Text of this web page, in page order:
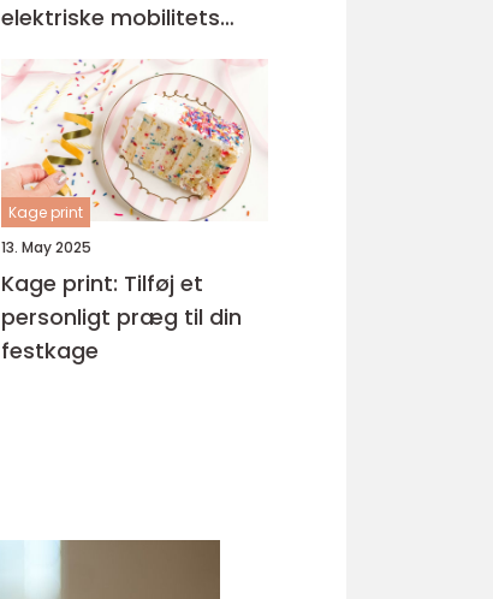
elektriske mobilitets
fremtid
Kage print
13. May 2025
Kage print: Tilføj et
personligt præg til din
festkage